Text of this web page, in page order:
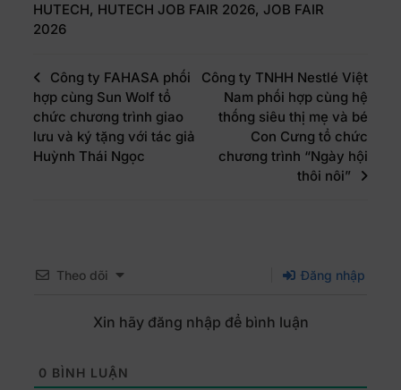
HUTECH, HUTECH JOB FAIR 2026, JOB FAIR
2026
Công ty FAHASA phối
hợp cùng Sun Wolf tổ
chức chương trình giao
lưu và ký tặng với tác giả
Huỳnh Thái Ngọc
Công ty TNHH Nestlé Việt
Nam phối hợp cùng hệ
thống siêu thị mẹ và bé
Con Cưng tổ chức
chương trình “Ngày hội
thôi nôi”
Theo dõi Đăng nhập
Xin hãy đăng nhập để bình luận
0 BÌNH LUẬN